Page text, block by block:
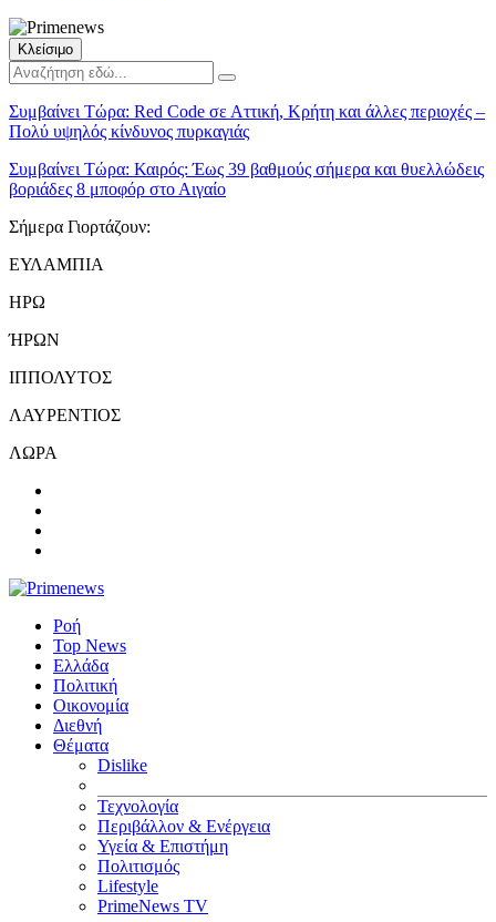
Κλείσιμο
Συμβαίνει Τώρα: Red Code σε Αττική, Κρήτη και άλλες περιοχές –
Πολύ υψηλός κίνδυνος πυρκαγιάς
Συμβαίνει Τώρα: Καιρός: Έως 39 βαθμούς σήμερα και θυελλώδεις
βοριάδες 8 μποφόρ στο Αιγαίο
Σήμερα Γιορτάζουν:
ΕΥΛΑΜΠΙΑ
ΗΡΩ
ΉΡΩΝ
ΙΠΠΟΛΥΤΟΣ
ΛΑΥΡΕΝΤΙΟΣ
ΛΩΡΑ
Ροή
Top News
Ελλάδα
Πολιτική
Οικονομία
Διεθνή
Θέματα
Dislike
Τεχνολογία
Περιβάλλον & Ενέργεια
Υγεία & Επιστήμη
Πολιτισμός
Lifestyle
PrimeNews TV